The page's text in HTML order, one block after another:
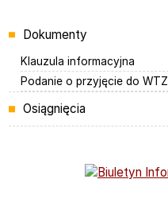
Menu
Dokumenty
Klauzula informacyjna
Podanie o przyjęcie do WTZ
Osiągnięcia
Bannery boczne